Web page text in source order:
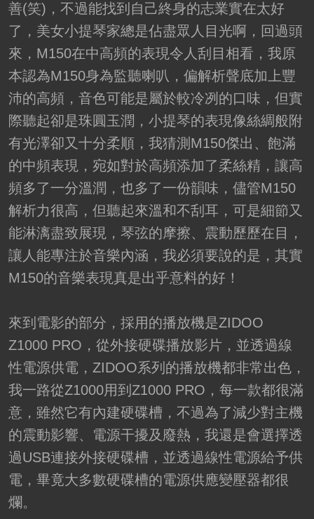
善(笑)，不過能找到自己終身的志業實在太好
了，美女小提琴家總是佔盡眾人目光啊，回過頭
來，M150在中高頻的表現令人刮目相看，我原
本認為M150身為監聽喇叭，偏解析聲底加上豐
沛的高頻，音色可能是屬於較冷冽的口味，但實
際聽起卻是珠圓玉潤，小提琴的表現像絲綢般附
有光澤卻又十分柔順，我猜測M150傑出、飽滿
的中頻表現，宛如對於高頻添加了柔絲精，讓高
頻多了一分溫潤，也多了一份韻味，儘管M150
解析力很高，但聽起來溫和不刮耳，可是細節又
能淋漓盡致展現，琴弦的摩擦、震動歷歷在目，
讓人能專注於音樂內涵，我必須要說的是，其實
M150的音樂表現真是出乎意料的好！
來到電影的部分，採用的播放機是ZIDOO
Z1000 PRO，從外接硬碟播放影片，並透過線
性電源供電，ZIDOO系列的播放機都非常出色，
我一路從Z1000用到Z1000 PRO，每一款都很滿
意，雖然它有內建硬碟槽，不過為了減少對主機
的震動影響、電源干擾及廢熱，我還是會選擇透
過USB連接外接硬碟槽，並透過線性電源給予供
電，畢竟大多數硬碟槽的電源供應變壓器都很
爛。